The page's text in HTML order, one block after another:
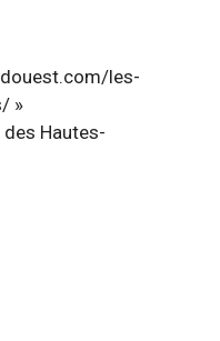
les-
»
Hautes-